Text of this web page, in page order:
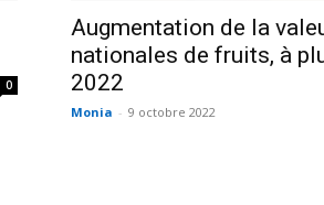
0
Augmentation de la
nationales de fruits, à
2022
Monia - 9 octobre 2022